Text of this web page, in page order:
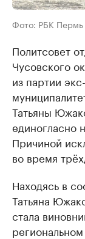
Фото: РБК Пермь
Политсовет
Чусовского
из партии
Татьяны
единогласно
Причиной
во время
Находясь в
Татьяна
стала